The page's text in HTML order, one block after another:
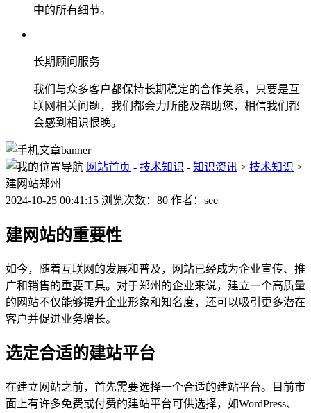
中的所有细节。
长期顾问服务
我们与众多客户都保持长期稳定的合作关系，只要是互
联网相关问题，我们都会力所能及帮助您，相信我们都
会感到相识恨晚。
网站首页 - 技术知识 - 知识资讯 > 技术知识 >
建网站郑州
2024-10-25 00:41:15 浏览次数：80 作者：see
建网站的重要性
如今，随着互联网的发展和普及，网站已经成为企业宣传、推
广和销售的重要工具。对于郑州的企业来说，建立一个高质量
的网站不仅能够提升企业形象和知名度，还可以吸引更多潜在
客户并促进业务增长。
选定合适的建站平台
在建立网站之前，首先需要选择一个合适的建站平台。目前市
面上有许多免费或付费的建站平台可供选择，如WordPress、